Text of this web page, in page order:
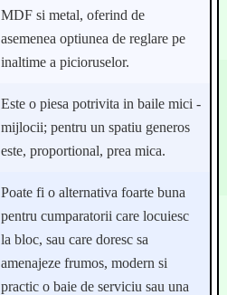
MDF si metal, oferind de
asemenea optiunea de reglare pe
inaltime a picioruselor.
Este o piesa potrivita in baile mici -
mijlocii; pentru un spatiu generos
este, proportional, prea mica.
Poate fi o alternativa foarte buna
pentru cumparatorii care locuiesc
la bloc, sau care doresc sa
amenajeze frumos, modern si
practic o baie de serviciu sau una